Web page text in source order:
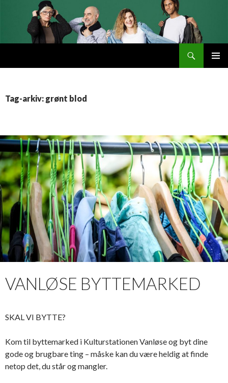
Tag-arkiv: grønt blod
VANLØSE BYTTEMARKED
SKAL VI BYTTE?
Kom til byttemarked i Kulturstationen Vanløse og byt dine
gode og brugbare ting – måske kan du være heldig at finde
netop det, du står og mangler.